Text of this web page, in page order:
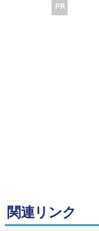
PR
関連リンク